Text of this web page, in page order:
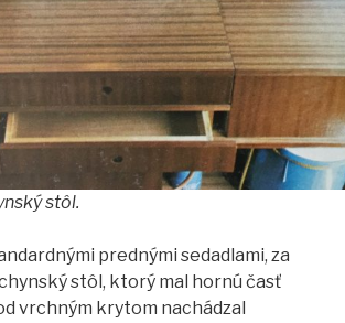
stôl.
prednými sedadlami, za
stôl, ktorý mal hornú časť
vrchným krytom nachádzal